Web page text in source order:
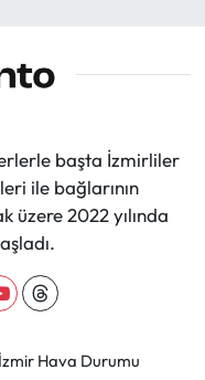
başta İzmirliler
ile bağlarının
üzere 2022 yılında
İzmir Hava Durumu